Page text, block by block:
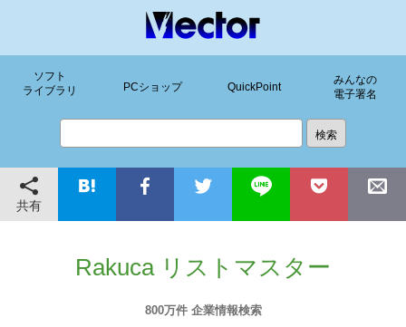
ソフト
ライブラリ
PCショップ QuickPoint
みんなの
電子署名
共有
Rakuca リストマスター
800万件 企業情報検索